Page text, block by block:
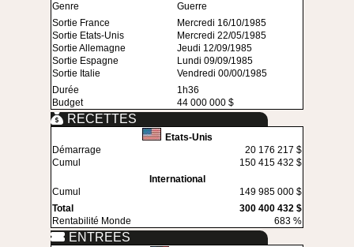
Genre
Guerre
Sortie France
Mercredi 16/10/1985
Sortie Etats-Unis
Mercredi 22/05/1985
Sortie Allemagne
Jeudi 12/09/1985
Sortie Espagne
Lundi 09/09/1985
Sortie Italie
Vendredi 00/00/1985
Durée
1h36
Budget
44 000 000 $
RECETTES
Etats-Unis
Démarrage
20 176 217 $
Cumul
150 415 432 $
International
Cumul
149 985 000 $
Total
300 400 432 $
Rentabilité Monde
683 %
ENTREES